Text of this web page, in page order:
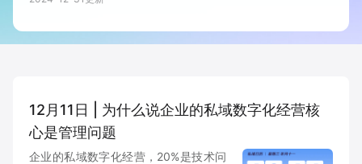
新零售资讯
12月11日 | 为什么说企业的私域数字化经营核
心是管理问题
企业的私域数字化经营，20%是技术问